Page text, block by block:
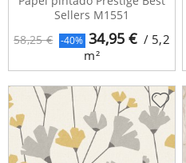
58,25 € -40% 34,95 € / 5,2
m²
Sellers M1551